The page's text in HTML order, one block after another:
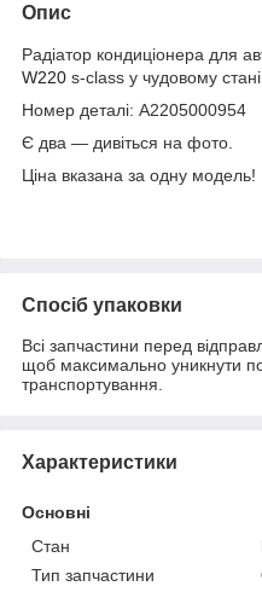
Опис
Радіатор кондиціонера для
W220 s-class у чудовому стані.
Номер деталі: A2205000954
Є два — дивіться на фото.
Ціна вказана за одну модель!
Спосіб упаковки
Всі запчастини перед
щоб максимально уникнути
транспортування.
Характеристики
Основні
Стан
Тип запчастини